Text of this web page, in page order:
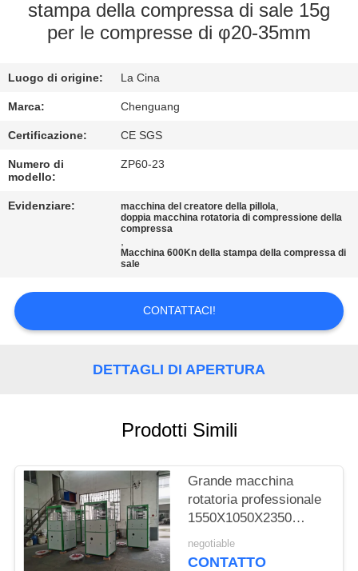
CONTROLLO
QUALITÀ
CONTATTICI
NOTIZIE
RICHIEDA
UNA
CITAZIONE
PRIVACY
POLICY
stampa della compressa di sale 15g
per le compresse di φ20-35mm
Luogo di origine: La Cina
Marca: Chenguang
Certificazione: CE SGS
Numero di
modello:
ZP60-23
Evidenziare: macchina del creatore della pillola,
doppia macchina rotatoria di compressione della
compressa
,
Macchina 600Kn della stampa della compressa di
sale
CONTATTACI!
DETTAGLI DI APERTURA
Prodotti Simili
Grande macchina
rotatoria professionale
1550X1050X2350
millimetro della stampa
della compressa di
negotiable
CONTATTO